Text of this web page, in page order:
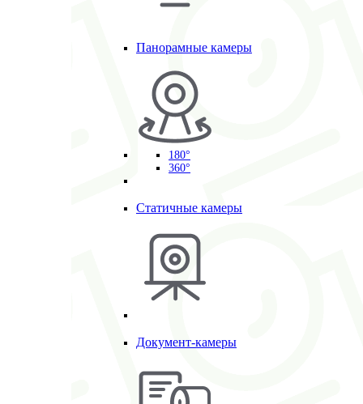
Панорамные камеры
180°
360°
Статичные камеры
Документ-камеры